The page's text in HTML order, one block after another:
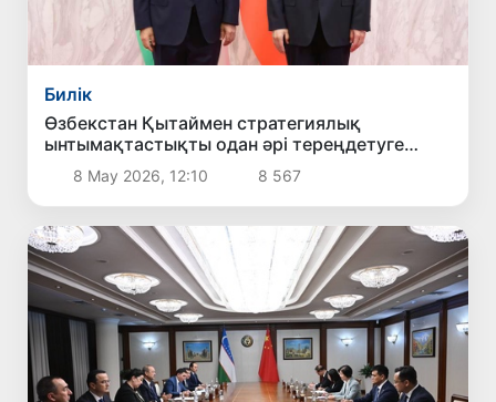
Билік
Өзбекстан Қытаймен стратегиялық
ынтымақтастықты одан әрі тереңдетуге
мүдделі екенін мәлімдеді
8 Мау 2026, 12:10 8 567